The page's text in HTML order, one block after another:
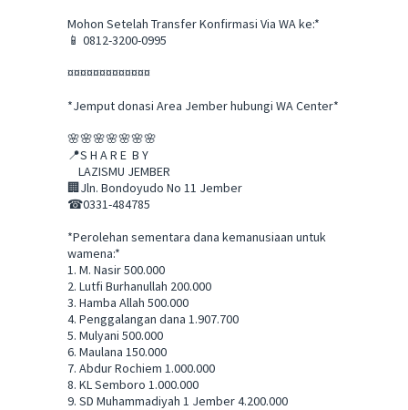
Mohon Setelah Transfer Konfirmasi Via WA ke:*
📱 0812-3200-0995
¤¤¤¤¤¤¤¤¤¤¤¤¤
*Jemput donasi Area Jember hubungi WA Center*
🌸🌸🌸🌸🌸🌸🌸
📍S H A R E B Y
LAZISMU JEMBER
🏢Jln. Bondoyudo No 11 Jember
☎0331-484785
*Perolehan sementara dana kemanusiaan untuk
wamena:*
1. M. Nasir 500.000
2. Lutfi Burhanullah 200.000
3. Hamba Allah 500.000
4. Penggalangan dana 1.907.700
5. Mulyani 500.000
6. Maulana 150.000
7. Abdur Rochiem 1.000.000
8. KL Semboro 1.000.000
9. SD Muhammadiyah 1 Jember 4.200.000